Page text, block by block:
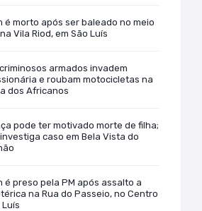
é morto após ser baleado no meio
Vila Riod, em São Luís
armados invadem
e roubam motocicletas na
dos Africanos
pode ter motivado morte de filha;
caso em Bela Vista do
é preso pela PM após assalto a
na Rua do Passeio, no Centro
Luís